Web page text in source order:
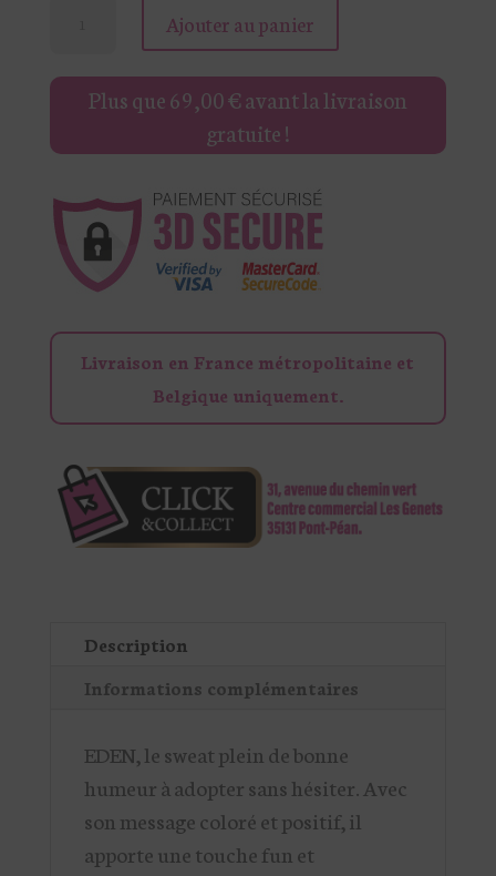
SWEAT
ÉCRU
ET
EDEN
Ajouter au panier
Plus que69,00€avant la livraison
gratuite !
Livraison en France métropolitaine et
Belgique uniquement.
Description
Informations complémentaires
EDEN, le sweat plein de bonne
humeur à adopter sans hésiter. Avec
son message coloré et positif, il
apporte une touche fun et